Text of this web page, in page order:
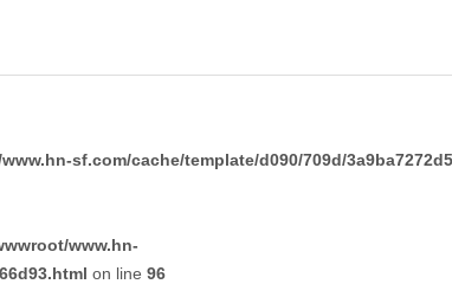
sf.com/cache/template/d090/709d/
www.hn-
on line 96